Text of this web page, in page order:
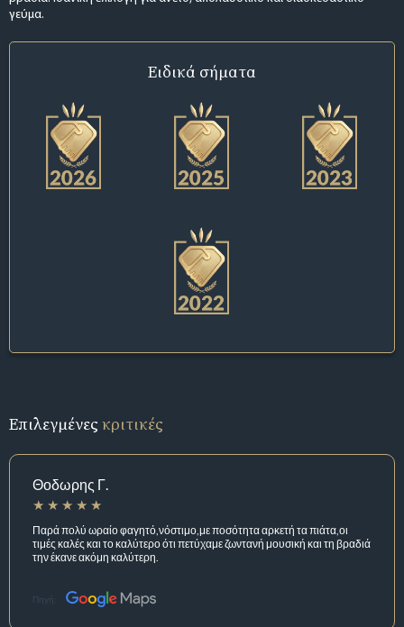
γεύμα.
Ειδικά σήματα
Επιλεγμένεςκριτικές
Θοδωρης Γ.
Παρά πολύ ωραίο φαγητό,νόστιμο,με ποσότητα αρκετή τα πιάτα,οι
τιμές καλές και το καλύτερο ότι πετύχαμε ζωντανή μουσική και τη βραδιά
την έκανε ακόμη καλύτερη.
Πηγή: